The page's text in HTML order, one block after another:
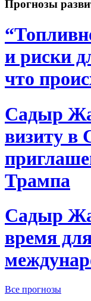
Прогнозы
и риски
что
Садыр
визиту
Трампа
Садыр
время
Все прогнозы